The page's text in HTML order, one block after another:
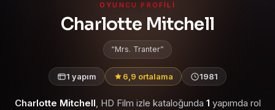
OYUNCU PROFILI
Charlotte Mitchell
Mrs. Tranter
1 yapım 6,9 ortalama 1981
Charlotte Mitchell, HD Film izle kataloğunda 1 yapımda rol